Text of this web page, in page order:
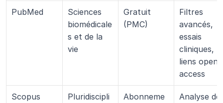
PubMed
Sciences
biomédicale
s et de la
vie
Gratuit
(PMC)
Filtres
avancés,
essais
cliniques,
liens open
access
Scopus
Pluridiscipli
Abonneme
Analyse